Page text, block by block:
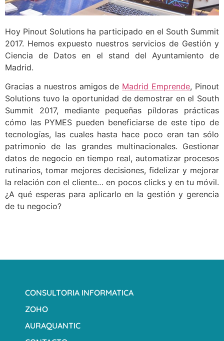
Hoy Pinout Solutions ha participado en el South Summit
2017. Hemos expuesto nuestros servicios de Gestión y
Ciencia de Datos en el stand del Ayuntamiento de
Madrid.
Gracias a nuestros amigos de Madrid Emprende, Pinout
Solutions tuvo la oportunidad de demostrar en el South
Summit 2017, mediante pequeñas píldoras prácticas
cómo las PYMES pueden beneficiarse de este tipo de
tecnologías, las cuales hasta hace poco eran tan sólo
patrimonio de las grandes multinacionales. Gestionar
datos de negocio en tiempo real, automatizar procesos
rutinarios, tomar mejores decisiones, fidelizar y mejorar
la relación con el cliente… en pocos clicks y en tu móvil.
¿A qué esperas para aplicarlo en la gestión y gerencia
de tu negocio?
CONSULTORIA INFORMATICA
ZOHO
AURAQUANTIC